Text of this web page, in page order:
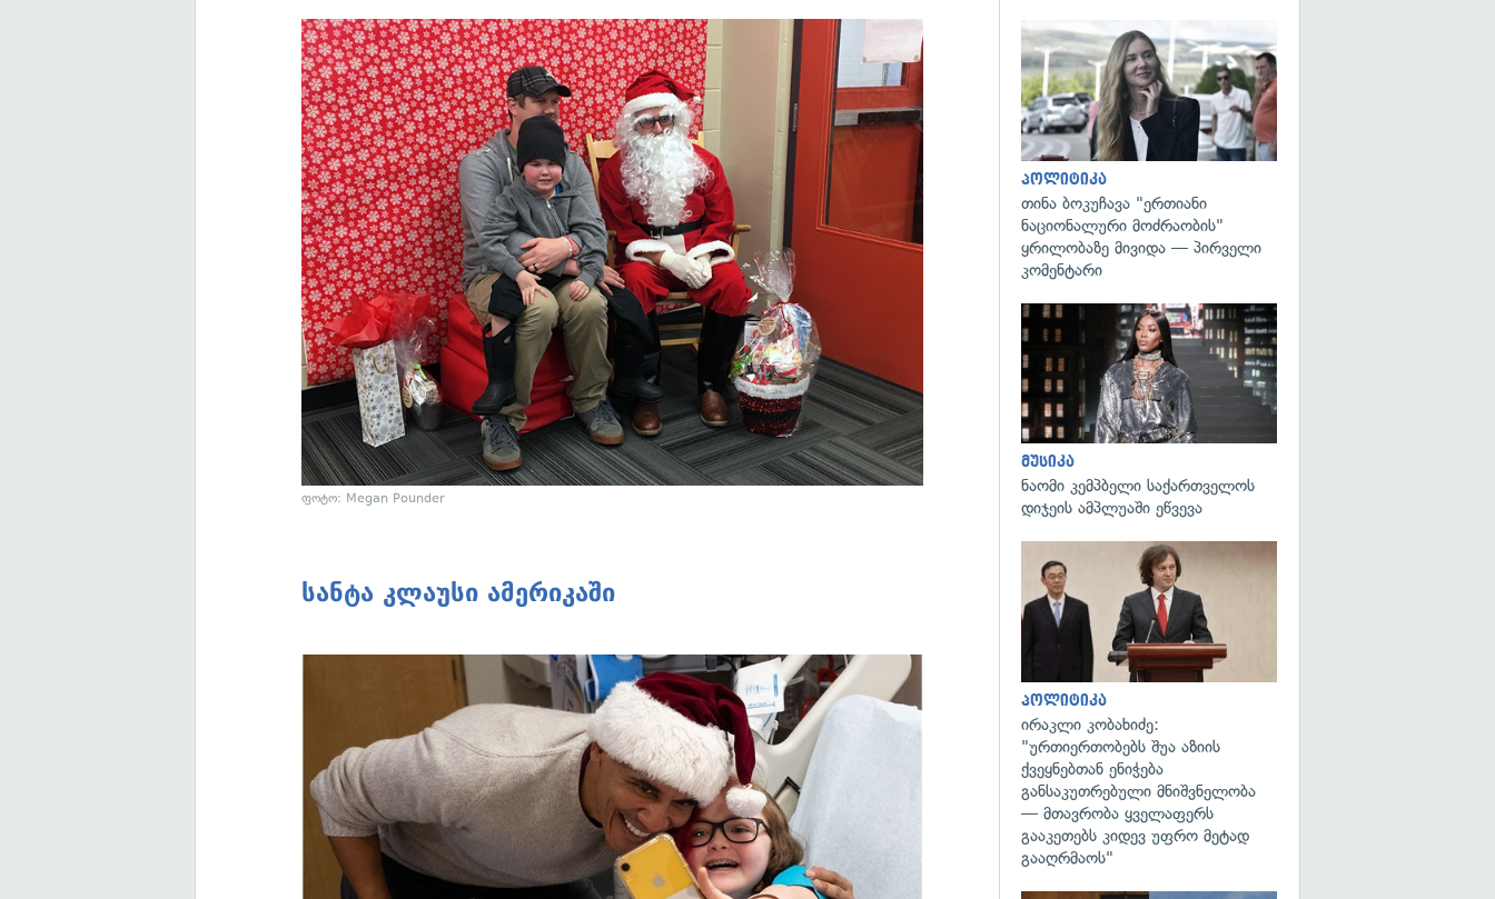
ფოტო: Megan Pounder
სანტა კლაუსი ამერიკაში
პოლიტიკა
თინა ბოკუჩავა "ერთიანი
ნაციონალური მოძრაობის"
ყრილობაზე მივიდა — პირველი
კომენტარი
მუსიკა
ნაომი კემპბელი საქართველოს
დიჯეის ამპლუაში ეწვევა
პოლიტიკა
ირაკლი კობახიძე:
"ურთიერთობებს შუა აზიის
ქვეყნებთან ენიჭება
განსაკუთრებული მნიშვნელობა
— მთავრობა ყველაფერს
გააკეთებს კიდევ უფრო მეტად
გააღრმაოს"